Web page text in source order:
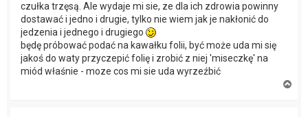
czułka trzęsą. Ale wydaje mi sie, ze dla ich zdrowia powinny
dostawać i jedno i drugie, tylko nie wiem jak je nakłonić do
jedzenia i jednego i drugiego
będę próbować podać na kawałku folii, być może uda mi się
jakoś do waty przyczepić folię i zrobić z niej 'miseczkę' na
miód właśnie - moze cos mi sie uda wyrzeźbić